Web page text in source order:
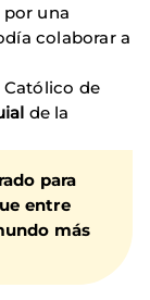
una
colaborar a
de
de la
para
entre
más